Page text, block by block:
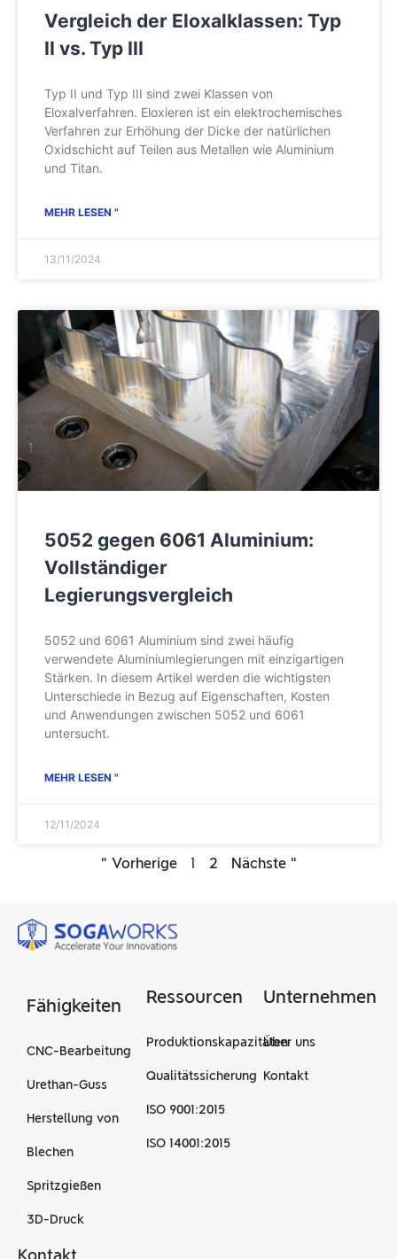
Vergleich der Eloxalklassen: Typ
II vs. Typ III
Typ II und Typ III sind zwei Klassen von
Eloxalverfahren. Eloxieren ist ein elektrochemisches
Verfahren zur Erhöhung der Dicke der natürlichen
Oxidschicht auf Teilen aus Metallen wie Aluminium
und Titan.
MEHR LESEN "
13/11/2024
5052 gegen 6061 Aluminium:
Vollständiger
Legierungsvergleich
5052 und 6061 Aluminium sind zwei häufig
verwendete Aluminiumlegierungen mit einzigartigen
Stärken. In diesem Artikel werden die wichtigsten
Unterschiede in Bezug auf Eigenschaften, Kosten
und Anwendungen zwischen 5052 und 6061
untersucht.
MEHR LESEN "
12/11/2024
" Vorherige 1 2 Nächste "
Fähigkeiten
CNC-Bearbeitung
Urethan-Guss
Herstellung von
Blechen
Spritzgießen
3D-Druck
Ressourcen
Produktionskapazitäten
Qualitätssicherung
ISO 9001:2015
ISO 14001:2015
Unternehmen
Über uns
Kontakt
Kontakt